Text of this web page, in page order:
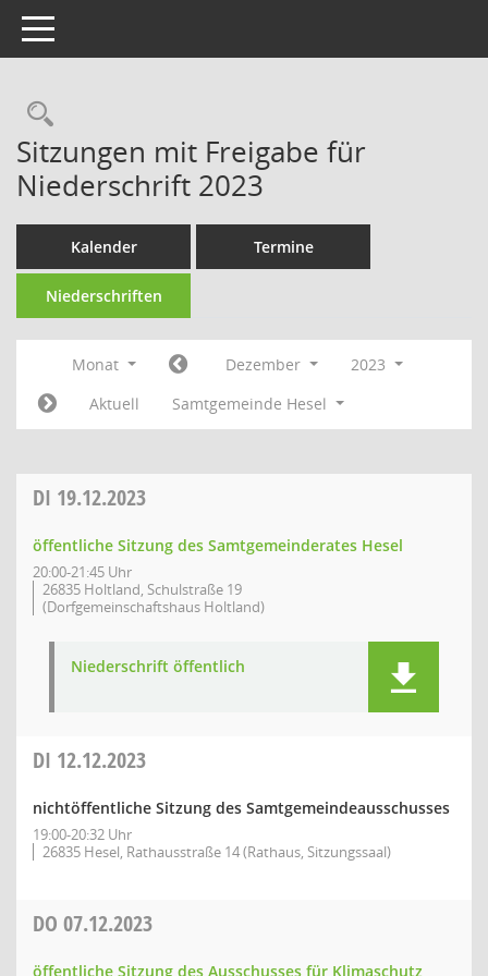
Toggle navigation
Rechercheauswahl
Sitzungen mit Freigabe für
Niederschrift 2023
Kalender Termine
Niederschriften
Monat Dezember
2023
Aktuell
Samtgemeinde Hesel
DI 19.12.2023
öffentliche Sitzung des Samtgemeinderates Hesel
20:00-21:45 Uhr
26835 Holtland, Schulstraße 19
(Dorfgemeinschaftshaus Holtland)
Niederschrift öffentlich
DI 12.12.2023
nichtöffentliche Sitzung des Samtgemeindeausschusses
19:00-20:32 Uhr
26835 Hesel, Rathausstraße 14 (Rathaus, Sitzungssaal)
DO 07.12.2023
öffentliche Sitzung des Ausschusses für Klimaschutz